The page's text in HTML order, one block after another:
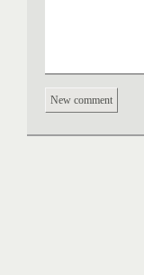
New comment